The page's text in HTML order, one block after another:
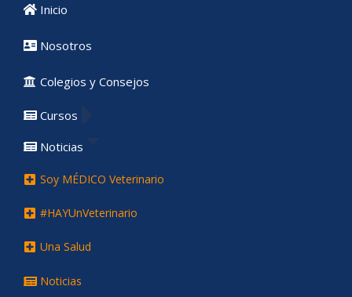
Inicio
Nosotros
Colegios y Consejos
Cursos
Noticias
Soy MÉDICO Veterinario
#HAYUnVeterinario
Una Salud
Noticias